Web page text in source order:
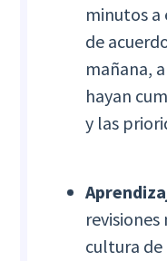
minutos a
de
mañana,
hayan
y las
cultura de